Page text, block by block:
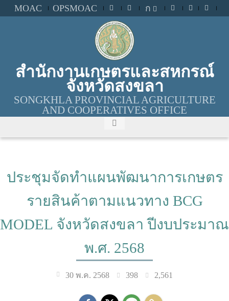
MOAC OPSMOAC ก
สำนักงานเกษตรและสหกรณ์
จังหวัดสงขลา
SONGKHLA PROVINCIAL AGRICULTURE
AND COOPERATIVES OFFICE
ประชุมจัดทำแผนพัฒนาการเกษตร
รายสินค้าตามแนวทาง BCG
MODEL จังหวัดสงขลา ปีงบประมาณ
พ.ศ. 2568
30 พ.ค. 2568 398 2,561